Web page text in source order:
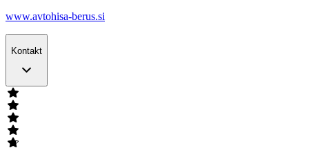
www.avtohisa-berus.si
Kontakt